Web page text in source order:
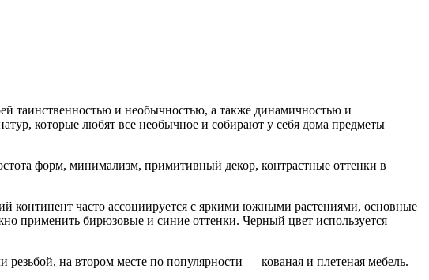
таинственностью и необычностью, а также динамичностью и
которые любят все необычное и собирают у себя дома предметы
форм, минимализм, примитивный декор, контрастные оттенки в
континент часто ассоциируется с яркими южными растениями, основные
применить бирюзовые и синие оттенки. Черный цвет используется
на втором месте по популярности — кованая и плетеная мебель.